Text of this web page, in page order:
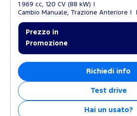
1.969 cc, 120 CV (88 kW)
Cambio Manuale, Trazione Anteriore
Prezzo in
Promozione
Richiedi info
Test drive
Hai un usato?